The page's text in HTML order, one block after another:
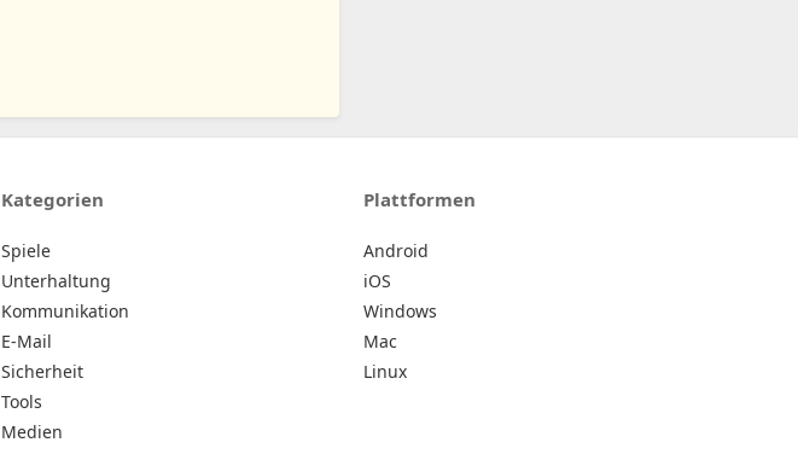
Kategorien
Spiele
Unterhaltung
Kommunikation
E-Mail
Sicherheit
Tools
Medien
Plattformen
Android
iOS
Windows
Mac
Linux